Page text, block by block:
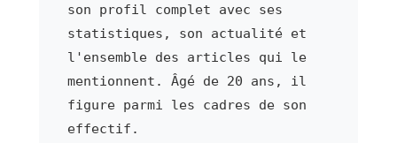
son profil complet avec ses
statistiques, son actualité et
l'ensemble des articles qui le
mentionnent. Âgé de 20 ans, il
figure parmi les cadres de son
effectif.